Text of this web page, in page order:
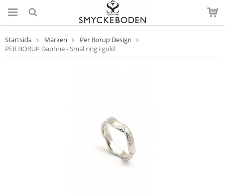
Startsida Märken
Per Borup Design
PER BORUP Daphne - Smal ring i guld